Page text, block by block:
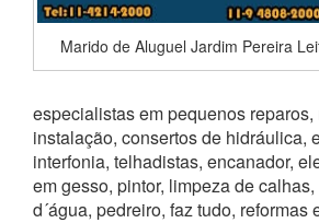
Marido de Aluguel Jardim Pereira
especialistas em pequenos reparos,
instalação, consertos de hidráulica,
interfonia, telhadistas, encanador,
em gesso, pintor, limpeza de
d´água, pedreiro, faz tudo, reformas